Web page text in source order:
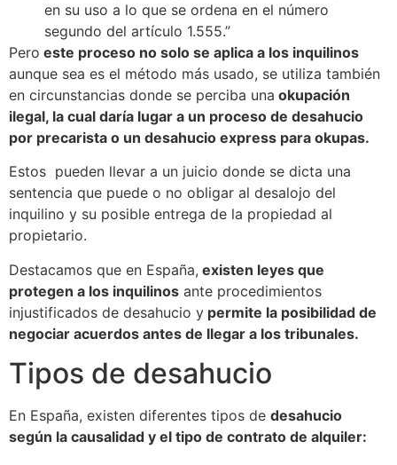
en su uso a lo que se ordena en el número
segundo del artículo 1.555.”
Pero este proceso no solo se aplica a los inquilinos
aunque sea es el método más usado, se utiliza también
en circunstancias donde se perciba una okupación
ilegal, la cual daría lugar a un proceso de desahucio
por precarista o un desahucio express para okupas.
Estos pueden llevar a un juicio donde se dicta una
sentencia que puede o no obligar al desalojo del
inquilino y su posible entrega de la propiedad al
propietario.
Destacamos que en España, existen leyes que
protegen a los inquilinos ante procedimientos
injustificados de desahucio y permite la posibilidad de
negociar acuerdos antes de llegar a los tribunales.
Tipos de desahucio
En España, existen diferentes tipos de desahucio
según la causalidad y el tipo de contrato de alquiler: